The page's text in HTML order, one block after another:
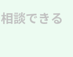
談できる